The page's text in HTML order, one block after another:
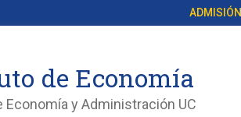
ADMISIÓN
de Economía
Economía y Administración UC